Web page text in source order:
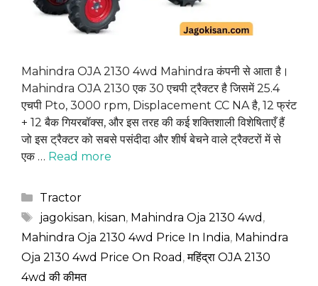
Mahindra OJA 2130 4wd Mahindra कंपनी से आता है।
Mahindra OJA 2130 एक 30 एचपी ट्रैक्टर है जिसमें 25.4
एचपी Pto, 3000 rpm, Displacement CC NA है, 12 फ्रंट
+ 12 बैक गियरबॉक्स, और इस तरह की कई शक्तिशाली विशेषिताएँ हैं
जो इस ट्रैक्टर को सबसे पसंदीदा और शीर्ष बेचने वाले ट्रैक्टरों में से
एक … Read more
Categories
Tractor
Tags
jagokisan, kisan, Mahindra Oja 2130 4wd ,
Mahindra Oja 2130 4wd Price In India, Mahindra
Oja 2130 4wd Price On Road ,महिंद्रा OJA 2130
4wd की कीमत